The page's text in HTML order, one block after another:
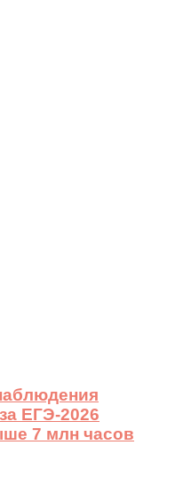
ЕГЭ-2026
7 млн часов